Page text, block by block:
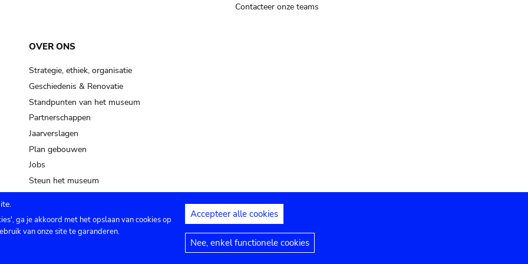
Contacteer onze teams
OVER ONS
Strategie, ethiek, organisatie
Geschiedenis & Renovatie
Standpunten van het museum
Partnerschappen
Jaarverslagen
Plan gebouwen
Jobs
Steun het museum
Privacy instellingen Juridische mededelingen
ga je akkoord met het opslaan van cookies op
van onze site te garanderen.
Accepteer alle cookies
Nee, enkel functionele cookies